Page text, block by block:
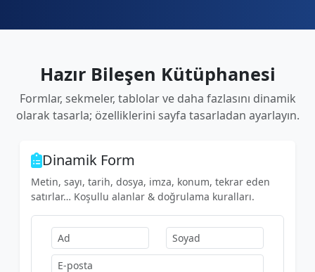
Hazır Bileşen Kütüphanesi
Formlar, sekmeler, tablolar ve daha fazlasını dinamik
olarak tasarla; özelliklerini sayfa tasarladan ayarlayın.
Dinamik Form
Metin, sayı, tarih, dosya, imza, konum, tekrar eden
satırlar… Koşullu alanlar & doğrulama kuralları.